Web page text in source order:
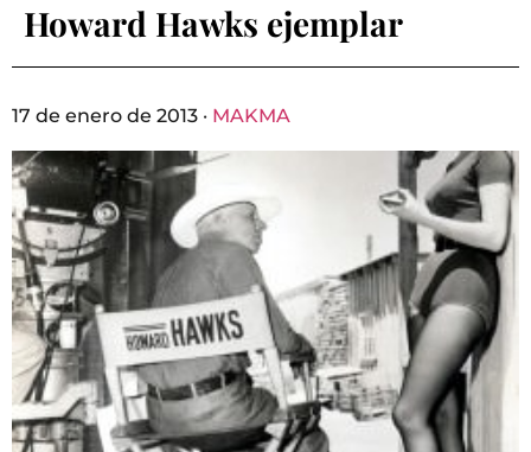
Howard Hawks ejemplar
17 de enero de 2013 · MAKMA